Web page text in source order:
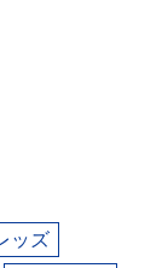
ッズ